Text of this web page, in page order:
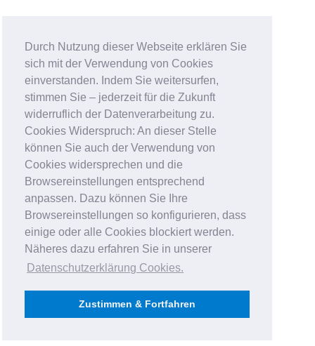
Durch Nutzung dieser Webseite erklären Sie
sich mit der Verwendung von Cookies
einverstanden. Indem Sie weitersurfen,
stimmen Sie – jederzeit für die Zukunft
widerruflich der Datenverarbeitung zu.
Cookies Widerspruch: An dieser Stelle
können Sie auch der Verwendung von
Cookies widersprechen und die
Browsereinstellungen entsprechend
anpassen. Dazu können Sie Ihre
Browsereinstellungen so konfigurieren, dass
einige oder alle Cookies blockiert werden.
Näheres dazu erfahren Sie in unserer
Datenschutzerklärung Cookies.
Zustimmen & Fortfahren